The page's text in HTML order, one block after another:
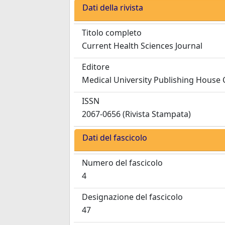
Dati della rivista
Titolo completo
Current Health Sciences Journal
Editore
Medical University Publishing House
ISSN
2067-0656 (Rivista Stampata)
Dati del fascicolo
Numero del fascicolo
4
Designazione del fascicolo
47